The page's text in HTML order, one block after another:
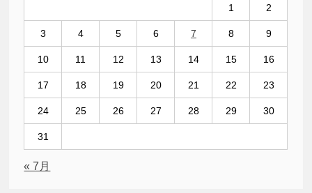
1 2
3 4 5 6 7 8 9
10 11 12 13 14 15 16
17 18 19 20 21 22 23
24 25 26 27 28 29 30
31
« 7月